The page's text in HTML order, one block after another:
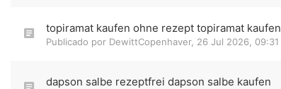
topiramat kaufen ohne rezept topiramat kaufen
Publicado por DewittCopenhaver, 26 Jul 2026, 09:31
dapson salbe rezeptfrei dapson salbe kaufen